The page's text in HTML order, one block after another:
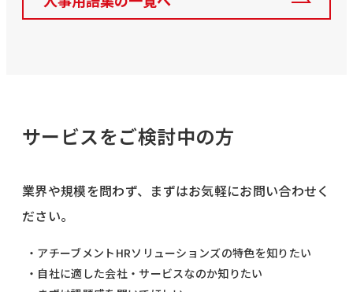
サービスをご検討中の方
業界や規模を問わず、まずはお気軽にお問い合わせく
ださい。
・アチーブメントHRソリューションズの特色を知りたい
・自社に適した会社・サービスなのか知りたい